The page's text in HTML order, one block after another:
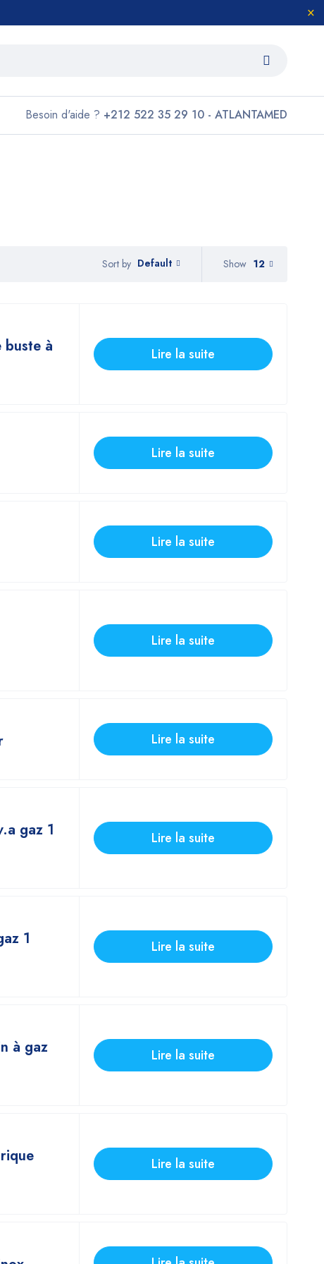
Besoin d'aide ? +212 522 35 29 10 - ATLANTAMED
Sort by Default Show 12
buste à
Lire la suite
Lire la suite
Lire la suite
Lire la suite
Lire la suite
gaz 1
Lire la suite
1
Lire la suite
à gaz
Lire la suite
Lire la suite